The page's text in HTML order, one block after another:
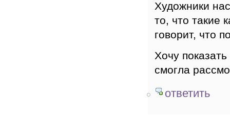
Художники
то, что такие
говорит, что
Хочу
смогла
ответить